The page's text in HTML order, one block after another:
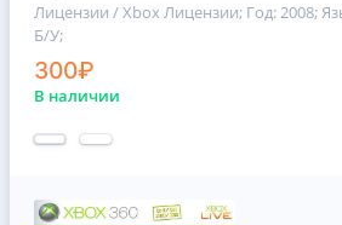
Лицензии / Xbox Лицензии; Год: 2008;
Б/У;
300₽
В наличии